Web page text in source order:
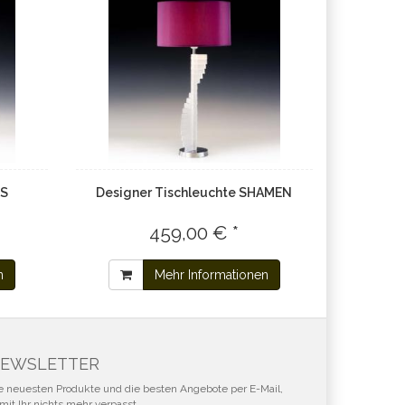
Designer Tischleuchte SHAMEN
459,00 € *
Mehr Informationen
neuesten Produkte und die besten Angebote per E-Mail,